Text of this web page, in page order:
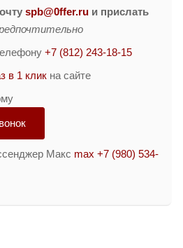
spb@0ffer.ru и прислать
+7 (812) 243-18-15
в 1 клик на сайте
Макс max +7 (980) 534-